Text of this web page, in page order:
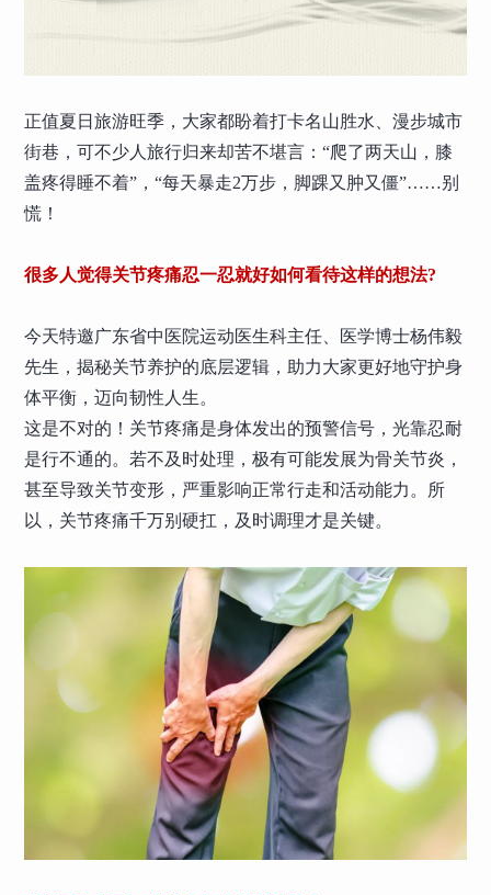
正值夏日旅游旺季，大家都盼着打卡名山胜水、漫步城市
街巷，可不少人旅行归来却苦不堪言：“爬了两天山，膝
盖疼得睡不着”，“每天暴走2万步，脚踝又肿又僵”……别
慌！
很多人觉得关节疼痛忍一忍就好如何看待这样的想法?
今天特邀广东省中医院运动医生科主任、医学博士杨伟毅
先生，揭秘关节养护的底层逻辑，助力大家更好地守护身
体平衡，迈向韧性人生。
这是不对的！关节疼痛是身体发出的预警信号，光靠忍耐
是行不通的。若不及时处理，极有可能发展为骨关节炎，
甚至导致关节变形，严重影响正常行走和活动能力。所
以，关节疼痛千万别硬扛，及时调理才是关键。